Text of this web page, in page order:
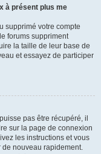
à présent plus me
supprimé votre compte
forums suppriment
la taille de leur base de
et essayez de participer
pas être récupéré, il
sur la page de connexion
les instructions et vous
nouveau rapidement.